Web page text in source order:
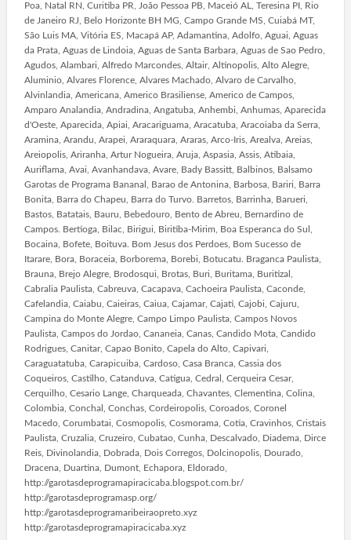
Poa, Natal RN, Curitiba PR, João Pessoa PB, Maceió AL, Teresina PI, Rio
de Janeiro RJ, Belo Horizonte BH MG, Campo Grande MS, Cuiabá MT,
São Luis MA, Vitória ES, Macapá AP, Adamantina, Adolfo, Aguai, Aguas
da Prata, Aguas de Lindoia, Aguas de Santa Barbara, Aguas de Sao Pedro,
Agudos, Alambari, Alfredo Marcondes, Altair, Altinopolis, Alto Alegre,
Aluminio, Alvares Florence, Alvares Machado, Alvaro de Carvalho,
Alvinlandia, Americana, Americo Brasiliense, Americo de Campos,
Amparo Analandia, Andradina, Angatuba, Anhembi, Anhumas, Aparecida
d'Oeste, Aparecida, Apiai, Aracariguama, Aracatuba, Aracoiaba da Serra,
Aramina, Arandu, Arapei, Araraquara, Araras, Arco-Iris, Arealva, Areias,
Areiopolis, Ariranha, Artur Nogueira, Aruja, Aspasia, Assis, Atibaia,
Auriflama, Avai, Avanhandava, Avare, Bady Bassitt, Balbinos, Balsamo
Garotas de Programa Bananal, Barao de Antonina, Barbosa, Bariri, Barra
Bonita, Barra do Chapeu, Barra do Turvo. Barretos, Barrinha, Barueri,
Bastos, Batatais, Bauru, Bebedouro, Bento de Abreu, Bernardino de
Campos. Bertioga, Bilac, Birigui, Biritiba-Mirim, Boa Esperanca do Sul,
Bocaina, Bofete, Boituva. Bom Jesus dos Perdoes, Bom Sucesso de
Itarare, Bora, Boraceia, Borborema, Borebi, Botucatu. Braganca Paulista,
Brauna, Brejo Alegre, Brodosqui, Brotas, Buri, Buritama, Buritizal,
Cabralia Paulista, Cabreuva, Cacapava, Cachoeira Paulista, Caconde,
Cafelandia, Caiabu, Caieiras, Caiua, Cajamar, Cajati, Cajobi, Cajuru,
Campina do Monte Alegre, Campo Limpo Paulista, Campos Novos
Paulista, Campos do Jordao, Cananeia, Canas, Candido Mota, Candido
Rodrigues, Canitar, Capao Bonito, Capela do Alto, Capivari,
Caraguatatuba, Carapicuiba, Cardoso, Casa Branca, Cassia dos
Coqueiros, Castilho, Catanduva, Catigua, Cedral, Cerqueira Cesar,
Cerquilho, Cesario Lange, Charqueada, Chavantes, Clementina, Colina,
Colombia, Conchal, Conchas, Cordeiropolis, Coroados, Coronel
Macedo, Corumbatai, Cosmopolis, Cosmorama, Cotia, Cravinhos, Cristais
Paulista, Cruzalia, Cruzeiro, Cubatao, Cunha, Descalvado, Diadema, Dirce
Reis, Divinolandia, Dobrada, Dois Corregos, Dolcinopolis, Dourado,
Dracena, Duartina, Dumont, Echapora, Eldorado,
http://garotasdeprogramapiracicaba.blogspot.com.br/
http://garotasdeprogramasp.org/
http://garotasdeprogramaribeiraopreto.xyz
http://garotasdeprogramapiracicaba.xyz